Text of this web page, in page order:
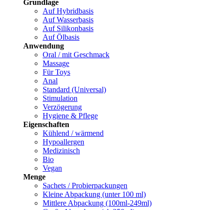
Grundlage
Auf Hybridbasis
Auf Wasserbasis
Auf Silikonbasis
Auf Ölbasis
Anwendung
Oral / mit Geschmack
Massage
Für Toys
Anal
Standard (Universal)
Stimulation
Verzögerung
Hygiene & Pflege
Eigenschaften
Kühlend / wärmend
Hypoallergen
Medizinisch
Bio
Vegan
Menge
Sachets / Probierpackungen
Kleine Abpackung (unter 100 ml)
Mittlere Abpackung (100ml-249ml)